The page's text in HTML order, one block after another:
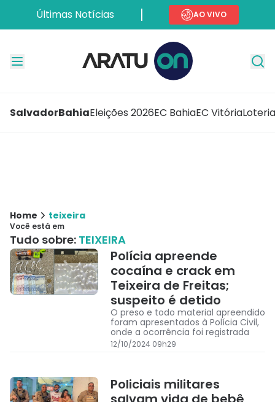
Últimas Notícias AO VIVO
SalvadorBahiaEleições 2026EC BahiaEC Vitória
Home teixeira
Você está em
Tudo sobre: TEIXEIRA
Polícia apreende
cocaína e crack em
Teixeira de Freitas;
suspeito é detido
O preso e todo material apreendido
foram apresentados à Polícia Civil,
onde a ocorrência foi registrada
12/10/2024 09h29
Policiais militares